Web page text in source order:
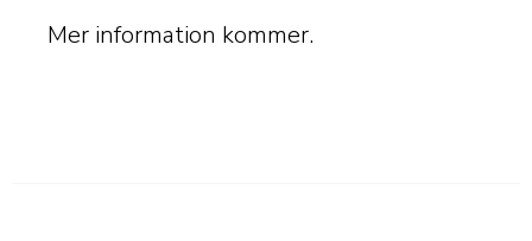
Mer information kommer.